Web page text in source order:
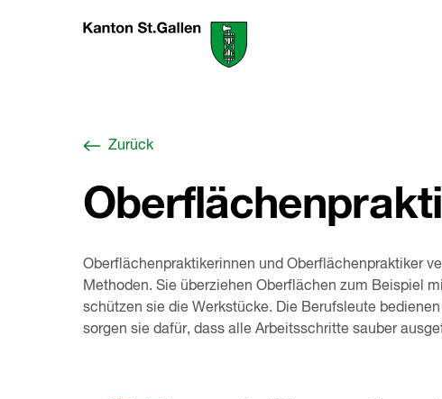
Berufswahl-
Zurück
Oberflächenpraktikerinnen und Oberflächenpraktiker
Methoden. Sie überziehen Oberflächen zum Beispiel
schützen sie die Werkstücke. Die Berufsleute
sorgen sie dafür, dass alle Arbeitsschritte sauber